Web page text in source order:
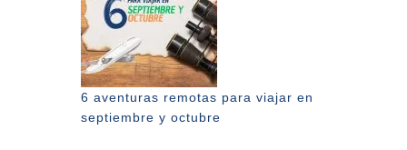
6 aventuras remotas para viajar en
septiembre y octubre